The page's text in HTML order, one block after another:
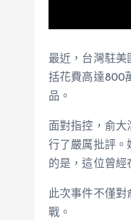
最近，台灣駐美
括花費高達800
品。
面對指控，俞大
行了嚴厲批評。
的是，這位曾經
此次事件不僅對
戰。